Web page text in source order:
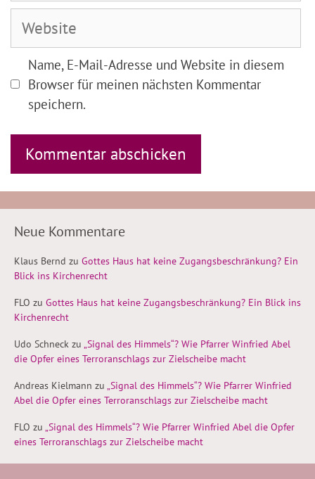
Adresse
Name, E-Mail-Adresse und Website in diesem
Browser für meinen nächsten Kommentar
speichern.
Neue Kommentare
Klaus Bernd zu Gottes Haus hat keine Zugangsbeschränkung? Ein
Blick ins Kirchenrecht
FLO zu Gottes Haus hat keine Zugangsbeschränkung? Ein Blick ins
Kirchenrecht
Udo Schneck zu „Signal des Himmels“? Wie Pfarrer Winfried Abel
die Opfer eines Terroranschlags zur Zielscheibe macht
Andreas Kielmann zu „Signal des Himmels“? Wie Pfarrer Winfried
Abel die Opfer eines Terroranschlags zur Zielscheibe macht
FLO zu „Signal des Himmels“? Wie Pfarrer Winfried Abel die Opfer
eines Terroranschlags zur Zielscheibe macht